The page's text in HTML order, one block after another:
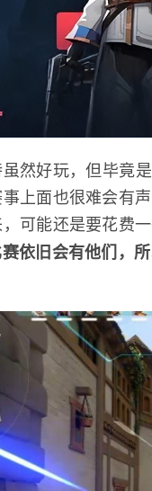
然好玩，但毕竟
上面也很难会有
可能还是要花费一
依旧会有他们，